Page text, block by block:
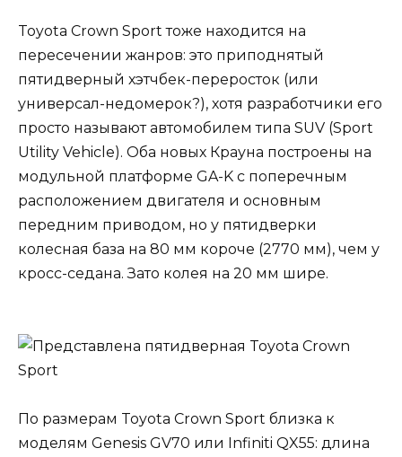
Toyota Crown Sport тоже находится на
пересечении жанров: это приподнятый
пятидверный хэтчбек-переросток (или
универсал-недомерок?), хотя разработчики его
просто называют автомобилем типа SUV (Sport
Utility Vehicle). Оба новых Крауна построены на
модульной платформе GA-K с поперечным
расположением двигателя и основным
передним приводом, но у пятидверки
колесная база на 80 мм короче (2770 мм), чем у
кросс-седана. Зато колея на 20 мм шире.
По размерам Toyota Crown Sport близка к
моделям Genesis GV70 или Infiniti QX55: длина